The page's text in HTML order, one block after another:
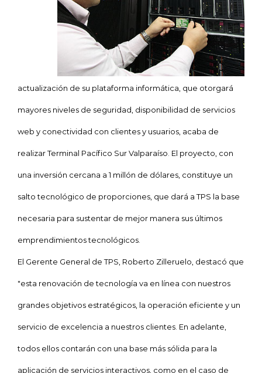
actualización de su plataforma informática, que otorgará
mayores niveles de seguridad, disponibilidad de servicios
web y conectividad con clientes y usuarios, acaba de
realizar Terminal Pacífico Sur Valparaíso. El proyecto, con
una inversión cercana a 1 millón de dólares, constituye un
salto tecnológico de proporciones, que dará a TPS la base
necesaria para sustentar de mejor manera sus últimos
emprendimientos tecnológicos.
El Gerente General de TPS, Roberto Zilleruelo, destacó que
"esta renovación de tecnología va en línea con nuestros
grandes objetivos estratégicos, la operación eficiente y un
servicio de excelencia a nuestros clientes. En adelante,
todos ellos contarán con una base más sólida para la
aplicación de servicios interactivos, como en el caso de